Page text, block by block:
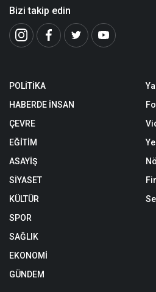
Bizi takip edin
POLİTİKA
HABERDE İNSAN
ÇEVRE
EĞİTİM
ASAYİŞ
SİYASET
KÜLTÜR
SPOR
SAĞLIK
EKONOMİ
GÜNDEM